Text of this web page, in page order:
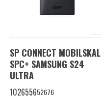
SP CONNECT MOBILSKAL
SPC+ SAMSUNG S24
ULTRA
102655652676